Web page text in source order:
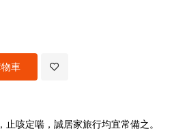
車
咳定喘，誠居家旅行均宜常備之。